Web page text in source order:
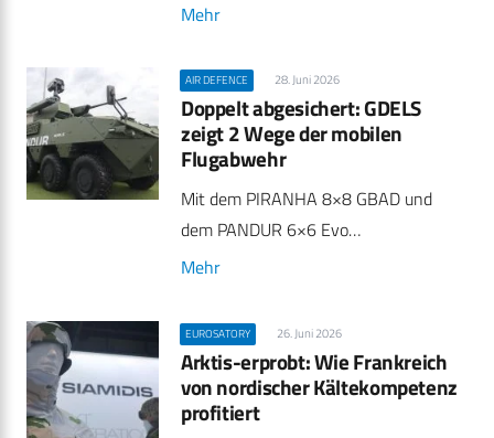
Mehr
AIR DEFENCE 28. Juni 2026
Doppelt abgesichert: GDELS
zeigt 2 Wege der mobilen
Flugabwehr
Mit dem PIRANHA 8×8 GBAD und
dem PANDUR 6×6 Evo…
Mehr
EUROSATORY 26. Juni 2026
Arktis-erprobt: Wie Frankreich
von nordischer Kältekompetenz
profitiert